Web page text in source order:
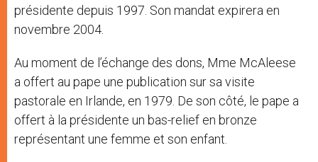
présidente depuis 1997. Son mandat expirera en
novembre 2004.
Au moment de l’échange des dons, Mme McAleese
a offert au pape une publication sur sa visite
pastorale en Irlande, en 1979. De son côté, le pape a
offert à la présidente un bas-relief en bronze
représentant une femme et son enfant.